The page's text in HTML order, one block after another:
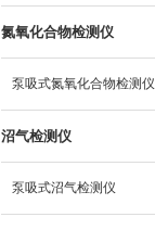
氮氧化合物检测仪
泵吸式氮氧化合物检测仪
沼气检测仪
泵吸式沼气检测仪